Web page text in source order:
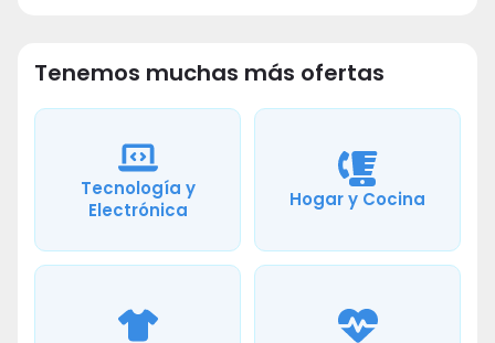
Tenemos muchas más ofertas
Tecnología y
Electrónica
Hogar y Cocina